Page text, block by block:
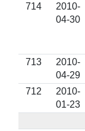
714
2010-
04-30
713
2010-
04-29
712
2010-
01-23